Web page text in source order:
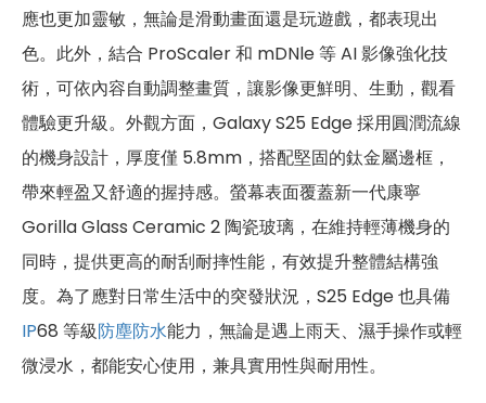
應也更加靈敏，無論是滑動畫面還是玩遊戲，都表現出
色。此外，結合 ProScaler 和 mDNle 等 AI 影像強化技
術，可依內容自動調整畫質，讓影像更鮮明、生動，觀看
體驗更升級。外觀方面，Galaxy S25 Edge 採用圓潤流線
的機身設計，厚度僅 5.8mm，搭配堅固的鈦金屬邊框，
帶來輕盈又舒適的握持感。螢幕表面覆蓋新一代康寧
Gorilla Glass Ceramic 2 陶瓷玻璃，在維持輕薄機身的
同時，提供更高的耐刮耐摔性能，有效提升整體結構強
度。為了應對日常生活中的突發狀況，S25 Edge 也具備
IP68 等級防塵防水能力，無論是遇上雨天、濕手操作或輕
微浸水，都能安心使用，兼具實用性與耐用性。